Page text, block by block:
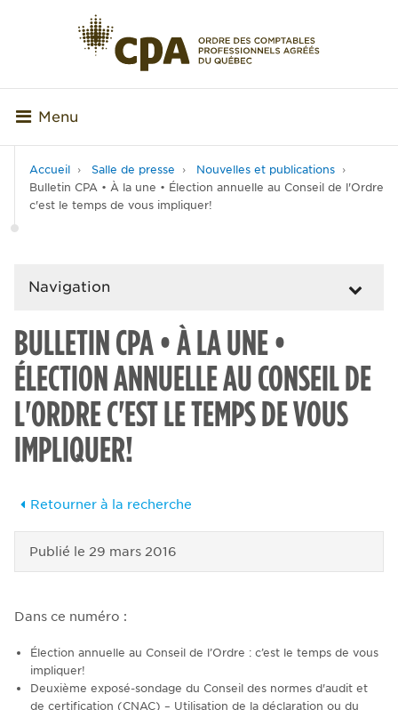
Menu
Accueil Salle de presse
Nouvelles et publications
Bulletin CPA • À la une • Élection annuelle au Conseil de l'Ordre
c'est le temps de vous impliquer!
Navigation
BULLETIN CPA • À LA UNE •
ÉLECTION ANNUELLE AU CONSEIL DE
L'ORDRE C'EST LE TEMPS DE VOUS
IMPLIQUER!
Retourner à la recherche
Publié le 29 mars 2016
Dans ce numéro :
Élection annuelle au Conseil de l’Ordre : c’est le temps de vous
impliquer!
Deuxième exposé-sondage du Conseil des normes d'audit et
de certification (CNAC) – Utilisation de la déclaration ou du